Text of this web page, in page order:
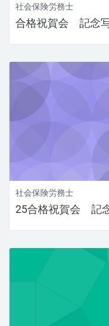
社会保険労務士
合格祝賀会 記念
社会保険労務士
25合格祝賀会 記